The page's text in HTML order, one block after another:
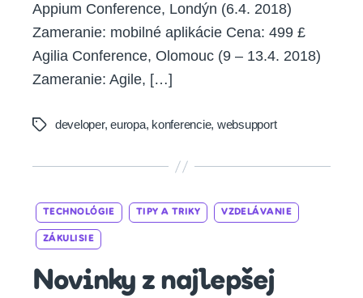
Appium Conference, Londýn (6.4. 2018)
Zameranie: mobilné aplikácie Cena: 499 £
Agilia Conference, Olomouc (9 – 13.4. 2018)
Zameranie: Agile, […]
Tagsdeveloper,europa, konferencie, websupport
Categories
TECHNOLÓGIE TIPY A TRIKY VZDELÁVANIE
ZÁKULISIE
Novinky z najlepšej